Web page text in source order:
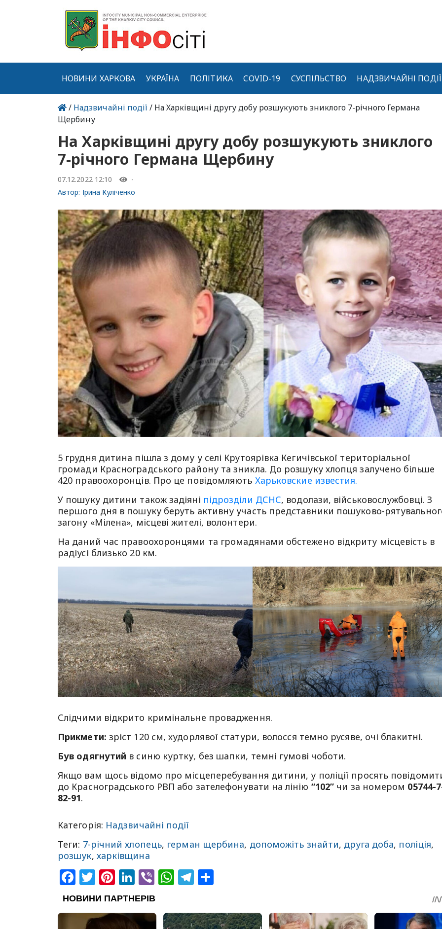
НОВИНИ ХАРКОВА УКРАЇНА ПОЛІТИКА COVID-19 СУСПІЛЬСТВО НАДЗВИЧАЙНІ ПОДІЇ
/ Надзвичайні події / На Харківщині другу добу розшукують зниклого 7-річного Германа
Щербину
На Харківщині другу добу розшукують зниклого
7-річного Германа Щербину
07.12.2022 12:10
-
Автор: Ірина Куліченко
5 грудня дитина пішла з дому у селі Крутоярівка Кегичівської територіальної
громади Красноградського району та зникла. До розшуку хлопця залучено більше
420 правоохоронців. Про це повідомляють Харьковские известия.
У пошуку дитини також задіяні підрозділи ДСНС, водолази, військовослужбовці. З
першого дня в пошуку беруть активну участь представники пошуково-
загону «Мілена», місцеві жителі, волонтери.
На даний час правоохоронцями та громадянами обстежено відкриту місцевість в
радіусі близько 20 км.
Слідчими відкрито кримінальне провадження.
Прикмети: зріст 120 см, худорлявої статури, волосся темно русяве, очі блакитні.
Був одягнутий в синю куртку, без шапки, темні гумові чоботи.
Якщо вам щось відомо про місцеперебування дитини, у поліції просять
до Красноградського РВП або зателефонувати на лінію “102” чи за номером 05744-
82-91.
Категорія: Надзвичайні події
Теги: 7-річний хлопець, герман щербина, допоможіть знайти, друга доба, поліція,
розшук, харківщина
Facebook
Twitter
Pinterest
LinkedIn
ViberWhatsApp
Telegram